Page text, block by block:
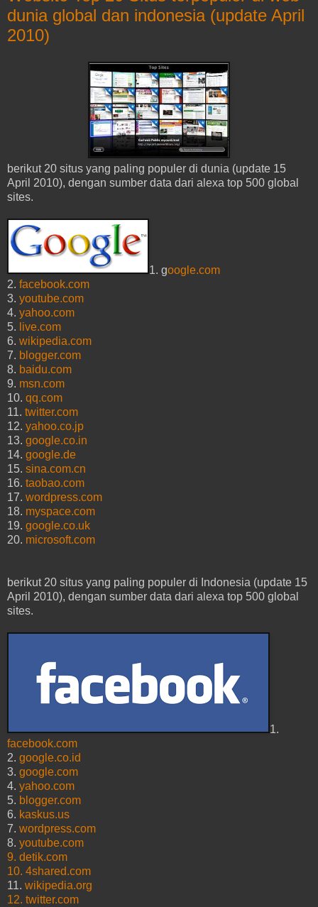
dunia global dan indonesia (update April
2010)
berikut 20 situs yang paling populer di dunia (update 15
April 2010), dengan sumber data dari alexa top 500 global
sites.
1. google.com
2. facebook.com
3. youtube.com
4. yahoo.com
5. live.com
6. wikipedia.com
7. blogger.com
8. baidu.com
9. msn.com
10. qq.com
11. twitter.com
12. yahoo.co.jp
13. google.co.in
14. google.de
15. sina.com.cn
16. taobao.com
17. wordpress.com
18. myspace.com
19. google.co.uk
20. microsoft.com
berikut 20 situs yang paling populer di Indonesia (update 15
April 2010), dengan sumber data dari alexa top 500 global
sites.
1.
facebook.com
2. google.co.id
3. google.com
4. yahoo.com
5. blogger.com
6. kaskus.us
7. wordpress.com
8. youtube.com
9. detik.com
10. 4shared.com
11. wikipedia.org
12. twitter.com